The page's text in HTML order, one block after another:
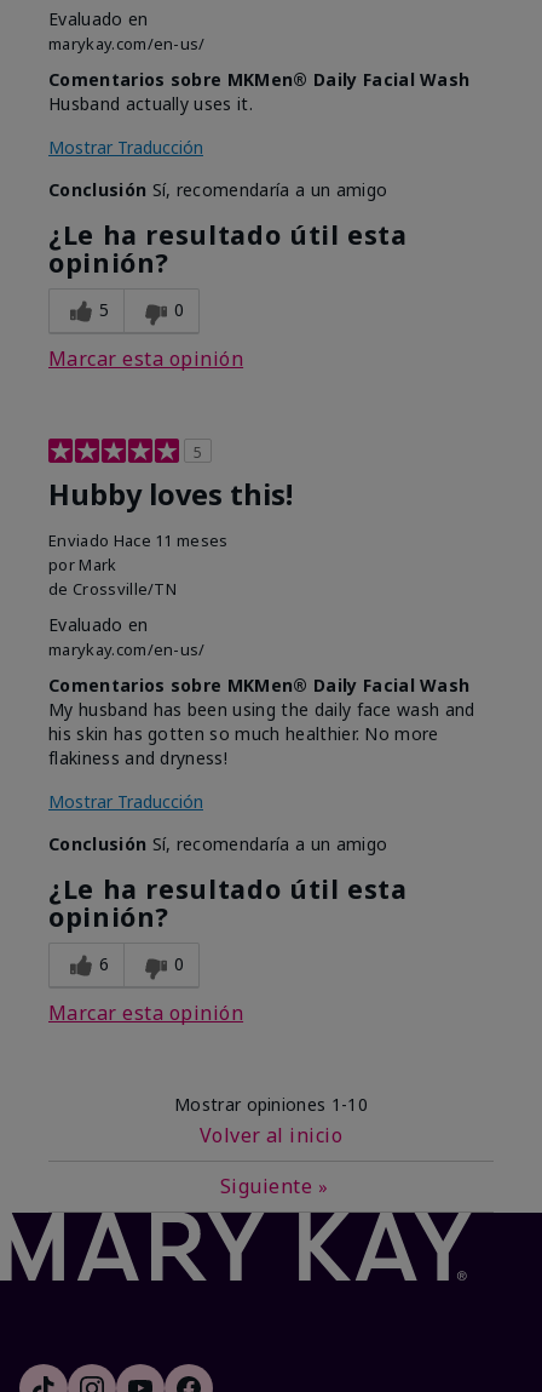
Evaluado en
marykay.com/en-us/
Comentarios sobre MKMen® Daily Facial Wash
Husband actually uses it.
Mostrar Traducción
Conclusión Sí, recomendaría a un amigo
¿Le ha resultado útil esta
opinión?
5 0
Marcar esta opinión
5
Hubby loves this!
Enviado Hace 11 meses
por Mark
de Crossville/TN
Evaluado en
marykay.com/en-us/
Comentarios sobre MKMen® Daily Facial Wash
My husband has been using the daily face wash and
his skin has gotten so much healthier. No more
flakiness and dryness!
Mostrar Traducción
Conclusión Sí, recomendaría a un amigo
¿Le ha resultado útil esta
opinión?
6 0
Marcar esta opinión
Mostrar opiniones 1-10
Volver al inicio
Siguiente »